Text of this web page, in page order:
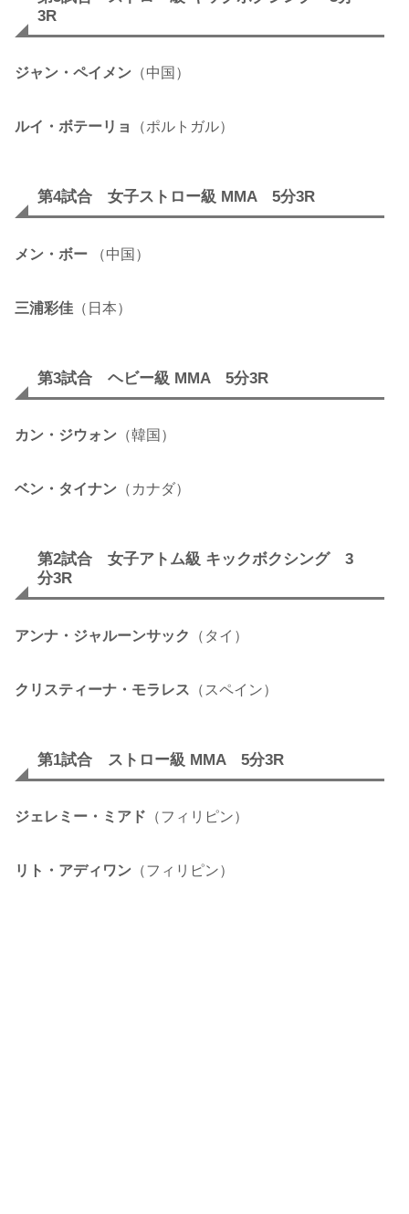
3R
ジャン・ペイメン （中国）
ルイ・ボテーリョ （ポルトガル）
第4試合 女子ストロー級 MMA 5分3R
メン・ボー （中国）
三浦彩佳 （日本）
第3試合 ヘビー級 MMA 5分3R
カン・ジウォン （韓国）
ベン・タイナン （カナダ）
第2試合 女子アトム級 キックボクシング 3
分3R
アンナ・ジャルーンサック （タイ）
クリスティーナ・モラレス （スペイン）
第1試合 ストロー級 MMA 5分3R
ジェレミー・ミアド （フィリピン）
リト・アディワン （フィリピン）